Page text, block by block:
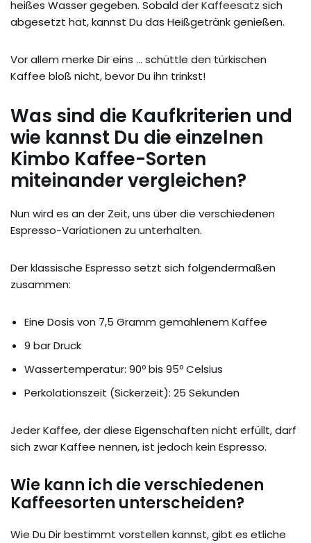
heißes Wasser gegeben. Sobald derKaffeesatz sich
abgesetzt hat, kannst Du das Heißgetränk genießen.
Vor allem merke Dir eins … schüttle den türkischen
Kaffee bloß nicht, bevor Du ihn trinkst!
Was sind die Kaufkriterien und
wie kannst Du die einzelnen
Kimbo Kaffee-Sorten
miteinander vergleichen?
Nun wird es an der Zeit, uns über die verschiedenen
Espresso-Variationen zu unterhalten.
Der klassische Espresso setzt sich folgendermaßen
zusammen:
Eine Dosis von 7,5 Gramm gemahlenem Kaffee
9 bar Druck
Wassertemperatur: 90º bis 95º Celsius
Perkolationszeit (Sickerzeit): 25 Sekunden
Jeder Kaffee, der diese Eigenschaften nicht erfüllt, darf
sich zwar Kaffee nennen, ist jedoch kein Espresso.
Wie kann ich die verschiedenen
Kaffeesorten unterscheiden?
Wie Du Dir bestimmt vorstellen kannst, gibt es etliche